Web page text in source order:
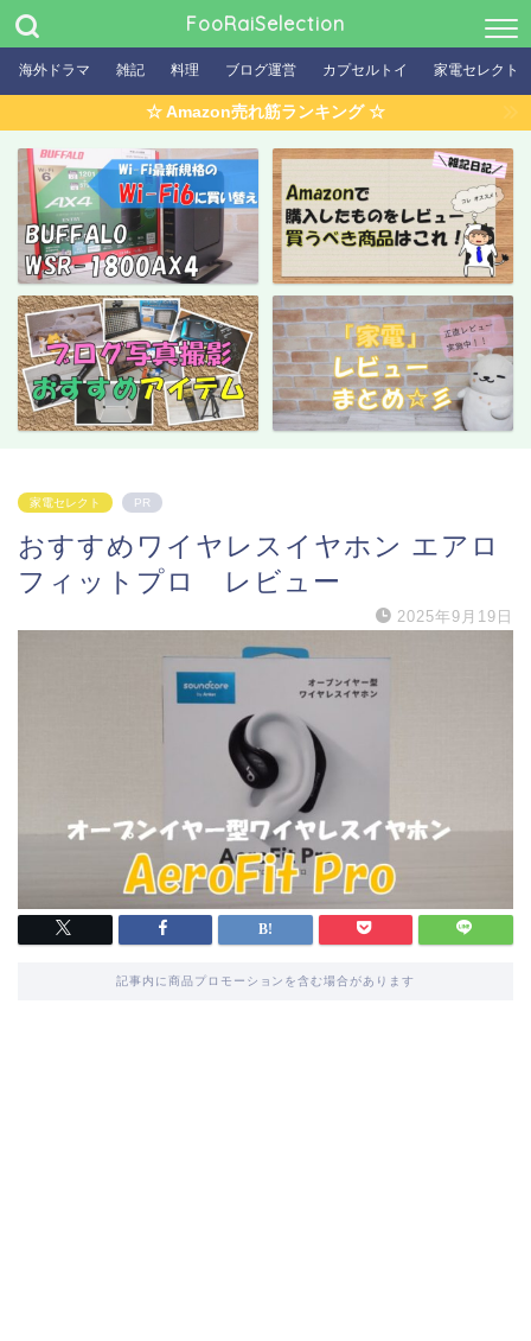
FooRaiSelection
海外ドラマ 雑記 料理 ブログ運営 カプセルトイ 家電セレクト
☆ Amazon売れ筋ランキング ☆
家電セレクト PR
おすすめワイヤレスイヤホン エアロ
フィットプロ レビュー
2025年9月19日
記事内に商品プロモーションを含む場合があります